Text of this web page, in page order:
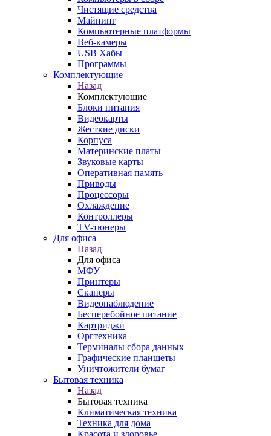
Чистящие средства
Майнинг
Компьютерные платформы
Веб-камеры
USB Хабы
Программы
Комплектующие
Назад
Комплектующие
Блоки питания
Видеокарты
Жесткие диски
Корпуса
Материнские платы
Звуковые карты
Оперативная память
Приводы
Процессоры
Охлаждение
Контроллеры
TV-тюнеры
Для офиса
Назад
Для офиса
МФУ
Принтеры
Сканеры
Видеонаблюдение
Бесперебойное питание
Картриджи
Оргтехника
Терминалы сбора данных
Графические планшеты
Уничтожители бумаг
Бытовая техника
Назад
Бытовая техника
Климатическая техника
Техника для дома
Красота и здоровье